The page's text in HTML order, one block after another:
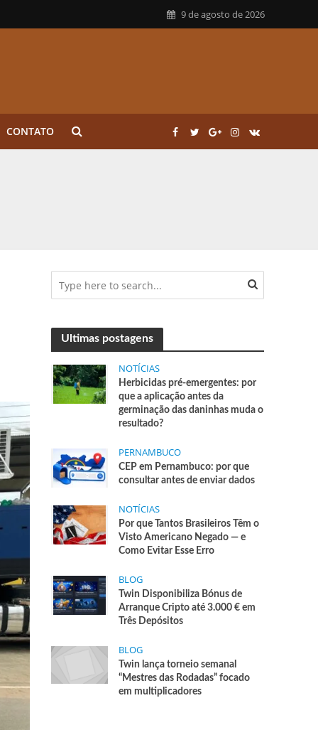
9 de agosto de 2026
CONTATO
Ultimas postagens
NOTÍCIAS
Herbicidas pré-emergentes: por
que a aplicação antes da
germinação das daninhas muda o
resultado?
PERNAMBUCO
CEP em Pernambuco: por que
consultar antes de enviar dados
NOTÍCIAS
Por que Tantos Brasileiros Têm o
Visto Americano Negado — e
Como Evitar Esse Erro
BLOG
Twin Disponibiliza Bónus de
Arranque Cripto até 3.000 € em
Três Depósitos
BLOG
Twin lança torneio semanal
“Mestres das Rodadas” focado
em multiplicadores